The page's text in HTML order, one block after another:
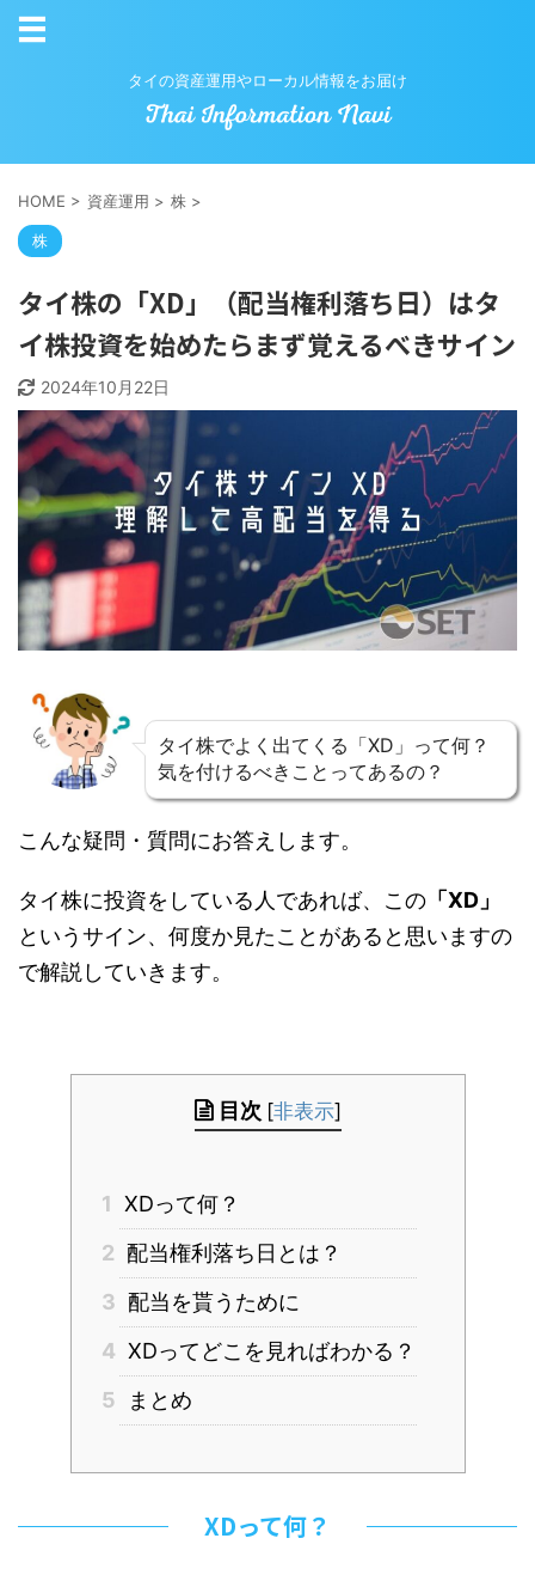
タイの資産運用やローカル情報をお届け
HOME > 資産運用 > 株 >
株
タイ株の「XD」（配当権利落ち日）はタ
イ株投資を始めたらまず覚えるべきサイン
2024年10月22日
タイ株でよく出てくる「XD」って何？
気を付けるべきことってあるの？
こんな疑問・質問にお答えします。
タイ株に投資をしている人であれば、この 「XD」
というサイン、何度か見たことがあると思いますの
で解説していきます。
目次 [非表示]
1 XDって何？
2 配当権利落ち日とは？
3 配当を貰うために
4 XDってどこを見ればわかる？
5
まとめ
XDって何？